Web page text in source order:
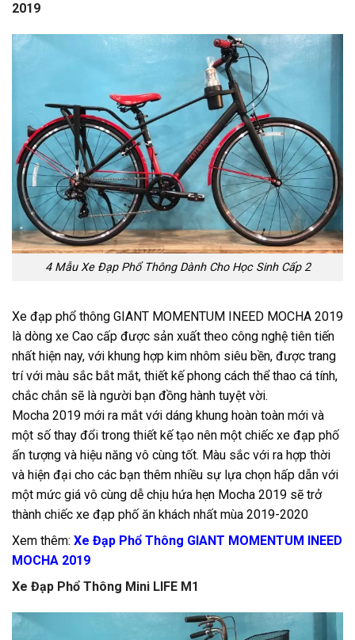
2019
4 Mẫu Xe Đạp Phổ Thông Dành Cho Học Sinh Cấp 2
Xe đạp phổ thông GIANT MOMENTUM INEED MOCHA 2019
là dòng xe Cao cấp được sản xuất theo công nghệ tiên tiến
nhất hiện nay, với khung hợp kim nhôm siêu bền, được trang
trí với màu sắc bắt mắt, thiết kế phong cách thể thao cá tính,
chắc chắn sẽ là người bạn đồng hành tuyệt vời.
Mocha 2019 mới ra mắt với dáng khung hoàn toàn mới và
một số thay đổi trong thiết kế tạo nên một chiếc xe đạp phố
ấn tượng và hiệu năng vô cùng tốt. Màu sắc với ra hợp thời
và hiện đại cho các bạn thêm nhiều sự lựa chọn hấp dẫn với
một mức giá vô cùng dễ chịu hứa hẹn Mocha 2019 sẽ trở
thành chiếc xe đạp phố ăn khách nhất mùa 2019-2020
Xem thêm: Xe Đạp Phổ Thông GIANT MOMENTUM INEED
MOCHA 2019
Xe Đạp Phổ Thông Mini LIFE M1